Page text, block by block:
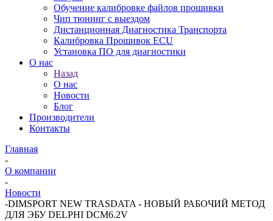
Обучение калибровке файлов прошивки
Чип тюнинг с выездом
Дистанционная Диагностика Транспорта
Калибровка Прошивок ECU
Установка ПО для диагностики
О нас
Назад
О нас
Новости
Блог
Производители
Контакты
Главная
-
О компании
-
Новости
-DIMSPORT NEW TRASDATA - НОВЫЙ РАБОЧИЙ МЕТОД
ДЛЯ ЭБУ DELPHI DCM6.2V